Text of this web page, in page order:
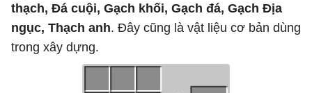
thạch, Đá cuội, Gạch khối, Gạch đá, Gạch Địa
ngục, Thạch anh. Đây cũng là vật liệu cơ bản dùng
trong xây dựng.